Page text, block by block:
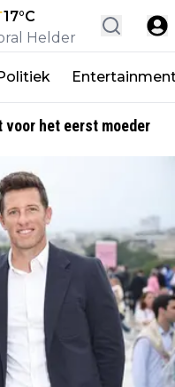
17°C
Helder
het eerst moeder